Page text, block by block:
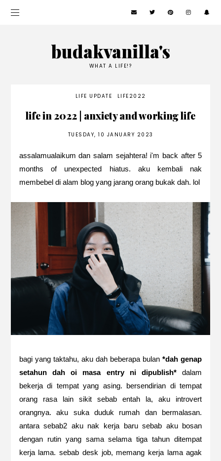
budakvanilla's
WHAT A LIFE!?
LIFE UPDATE LIFE2022
life in 2022 | anxiety and working life
TUESDAY, 10 JANUARY 2023
assalamualaikum dan salam sejahtera! i'm back after 5
months of unexpected hiatus. aku kembali nak
membebel di alam blog yang jarang orang bukak dah. lol
bagi yang taktahu, aku dah beberapa bulan*dah genap
setahun dah oi masa entry ni dipublish* dalam
bekerja di tempat yang asing. bersendirian di tempat
orang rasa lain sikit sebab entah la, aku introvert
orangnya. aku suka duduk rumah dan bermalasan.
antara sebab2 aku nak kerja baru sebab aku bosan
dengan rutin yang sama selama tiga tahun ditempat
kerja lama. sebab desk job, memang kerja lama agak